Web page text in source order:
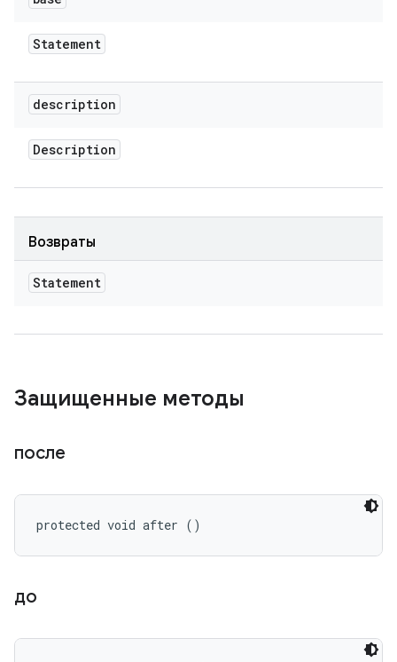
Statement
description
Description
Возвраты
Statement
Защищенные методы
после
protected void after ()
до